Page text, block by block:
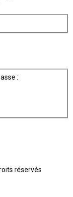
:
réservés